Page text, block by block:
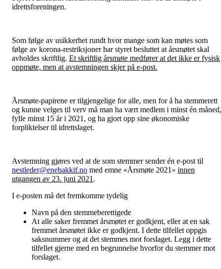
idrettsforeningen.
Som følge av usikkerhet rundt hvor mange som kan møtes som
følge av korona-restriksjoner har styret besluttet at årsmøtet skal
avholdes skriftlig. Et skriftlig årsmøte medfører at det ikke er fysisk
oppmøte, men at avstemningen skjer på e-post.
Årsmøte-papirene er tilgjengelige for alle, men for å ha stemmerett
og kunne velges til verv må man ha vært medlem i minst én måned,
fylle minst 15 år i 2021, og ha gjort opp sine økonomiske
forpliktelser til idrettslaget.
Avstemning gjøres ved at de som stemmer sender én e-post til
nestleder@enebakkif.no med emne «Årsmøte 2021» innen
utgangen av 23. juni 2021 .
I e-posten må det fremkomme tydelig
Navn på den stemmeberettigede
At alle saker fremmet årsmøtet er godkjent, eller at en sak
fremmet årsmøtet ikke er godkjent. I dette tilfellet oppgis
saksnummer og at det stemmes mot forslaget. Legg i dette
tilfellet gjerne med en begrunnelse hvorfor du stemmer mot
forslaget.